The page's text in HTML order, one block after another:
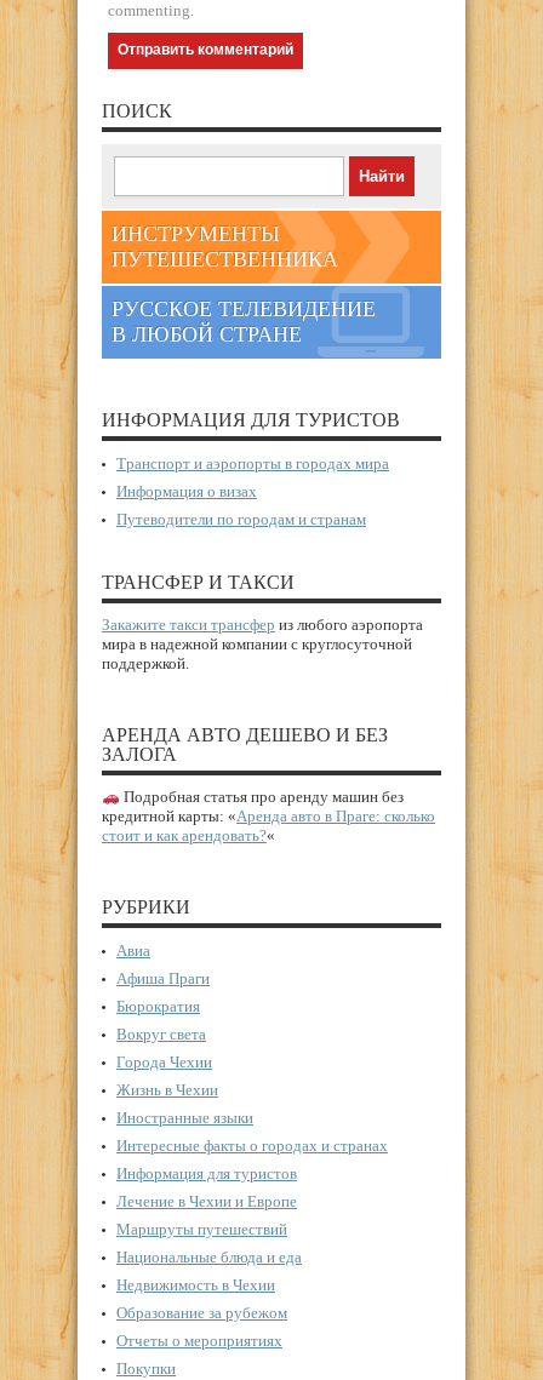
commenting.
ПОИСК
ИНСТРУМЕНТЫ
ПУТЕШЕСТВЕННИКА
РУССКОЕ ТЕЛЕВИДЕНИЕ
В ЛЮБОЙ СТРАНЕ
ИНФОРМАЦИЯ ДЛЯ ТУРИСТОВ
Транспорт и аэропорты в городах мира
Информация о визах
Путеводители по городам и странам
ТРАНСФЕР И ТАКСИ
Закажите такси трансфер из любого аэропорта
мира в надежной компании с круглосуточной
поддержкой.
АРЕНДА АВТО ДЕШЕВО И БЕЗ
ЗАЛОГА
Подробная статья про аренду машин без
кредитной карты: «Аренда авто в Праге: сколько
стоит и как арендовать?«
РУБРИКИ
Авиа
Афиша Праги
Бюрократия
Вокруг света
Города Чехии
Жизнь в Чехии
Иностранные языки
Интересные факты о городах и странах
Информация для туристов
Лечение в Чехии и Европе
Маршруты путешествий
Национальные блюда и еда
Недвижимость в Чехии
Образование за рубежом
Отчеты о мероприятиях
Покупки